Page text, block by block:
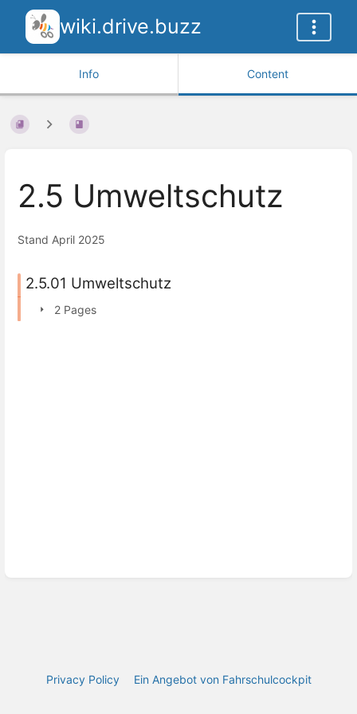
wiki.drive.buzz
Info Content
2.5 Umweltschutz
Stand April 2025
2.5.01 Umweltschutz
2 Pages
Privacy Policy Ein Angebot von Fahrschulcockpit